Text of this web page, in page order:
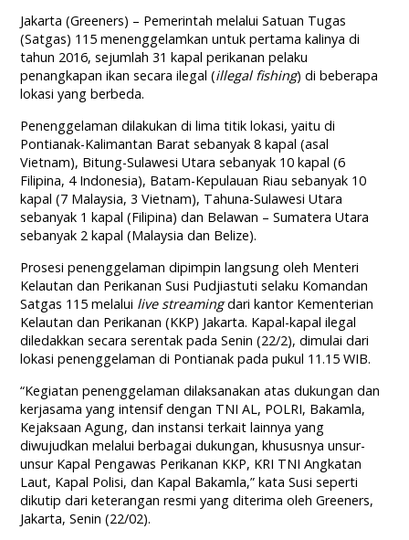
Jakarta (Greeners) – Pemerintah melalui Satuan Tugas
(Satgas) 115 menenggelamkan untuk pertama kalinya di
tahun 2016, sejumlah 31 kapal perikanan pelaku
penangkapan ikan secara ilegal (illegal fishing) di beberapa
lokasi yang berbeda.
Penenggelaman dilakukan di lima titik lokasi, yaitu di
Pontianak-Kalimantan Barat sebanyak 8 kapal (asal
Vietnam), Bitung-Sulawesi Utara sebanyak 10 kapal (6
Filipina, 4 Indonesia), Batam-Kepulauan Riau sebanyak 10
kapal (7 Malaysia, 3 Vietnam), Tahuna-Sulawesi Utara
sebanyak 1 kapal (Filipina) dan Belawan – Sumatera Utara
sebanyak 2 kapal (Malaysia dan Belize).
Prosesi penenggelaman dipimpin langsung oleh Menteri
Kelautan dan Perikanan Susi Pudjiastuti selaku Komandan
Satgas 115 melalui live streamingdari kantor Kementerian
Kelautan dan Perikanan (KKP) Jakarta. Kapal-kapal ilegal
diledakkan secara serentak pada Senin (22/2), dimulai dari
lokasi penenggelaman di Pontianak pada pukul 11.15 WIB.
“Kegiatan penenggelaman dilaksanakan atas dukungan dan
kerjasama yang intensif dengan TNI AL, POLRI, Bakamla,
Kejaksaan Agung, dan instansi terkait lainnya yang
diwujudkan melalui berbagai dukungan, khususnya unsur-
unsur Kapal Pengawas Perikanan KKP, KRI TNI Angkatan
Laut, Kapal Polisi, dan Kapal Bakamla,” kata Susi seperti
dikutip dari keterangan resmi yang diterima oleh Greeners,
Jakarta, Senin (22/02).